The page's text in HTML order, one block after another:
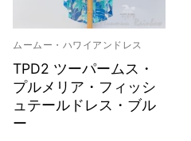
ムームー・ハワイアンドレス
TPD2 ツーパームス・
プルメリア・フィッシ
ュテールドレス・ブル
ー